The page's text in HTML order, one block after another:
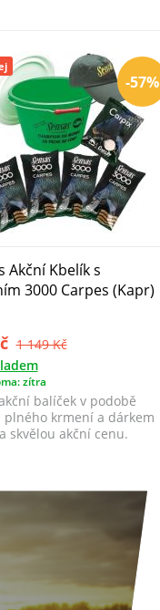
-57%
Akční Kbelík s
3000 Carpes (Kapr)
1 149 Kč
zítra
balíček v podobě
plného krmení a dárkem
skvělou akční cenu.